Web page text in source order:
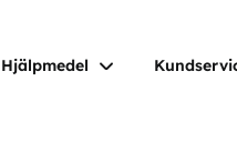
Hjälpmedel